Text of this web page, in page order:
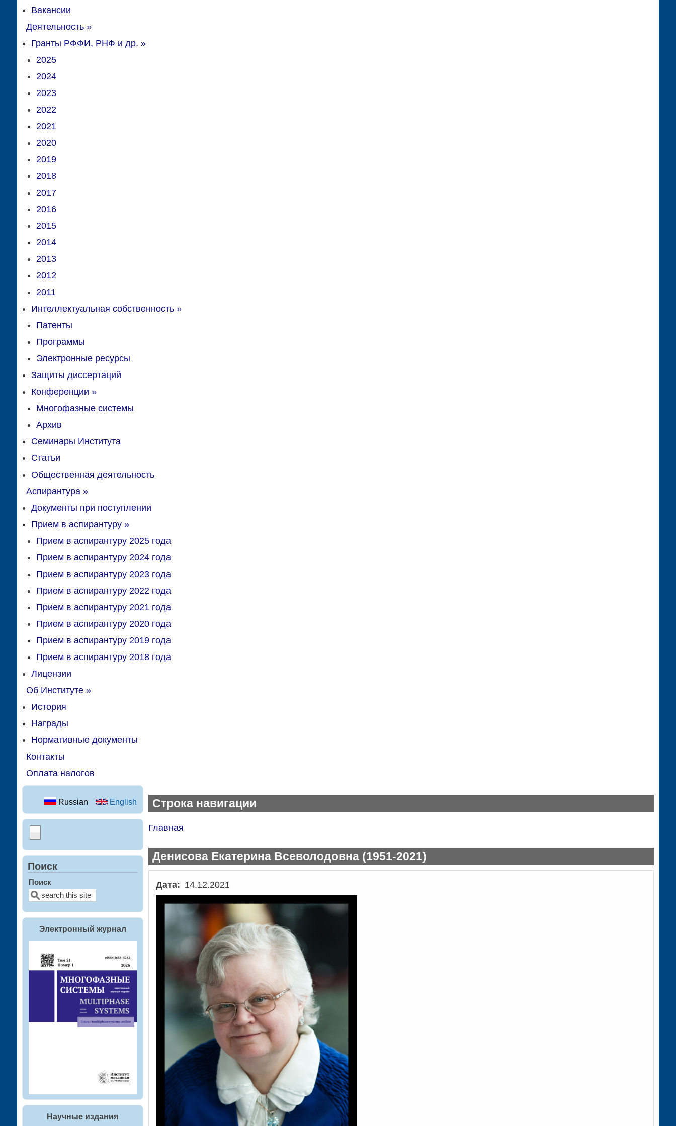
Вакансии
Деятельность»
Гранты РФФИ, РНФ и др. »
2025
2024
2023
2022
2021
2020
2019
2018
2017
2016
2015
2014
2013
2012
2011
Интеллектуальная собственность»
Патенты
Программы
Электронные ресурсы
Защиты диссертаций
Конференции »
Многофазные системы
Архив
Семинары Института
Статьи
Общественная деятельность
Аспирантура»
Документы при поступлении
Прием в аспирантуру»
Прием в аспирантуру 2025 года
Прием в аспирантуру 2024 года
Прием в аспирантуру 2023 года
Прием в аспирантуру 2022 года
Прием в аспирантуру 2021 года
Прием в аспирантуру 2020 года
Прием в аспирантуру 2019 года
Прием в аспирантуру 2018 года
Лицензии
Об Институте»
История
Награды
Нормативные документы
Контакты
Оплата налогов
Строка навигации
Главная
Денисова Екатерина Всеволодовна (1951-2021)
Дата 14.12.2021
Russian English
Поиск
Поиск
Электронный журнал
Научные издания